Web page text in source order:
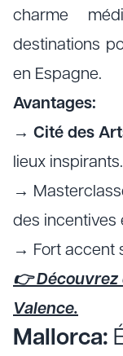
charme
destinations
en Espagne.
Avantages:
→ Cité des
lieux inspirants.
→
des incentives
→ Fort accent
👉 Découvrez
Valence.
Mallorca: